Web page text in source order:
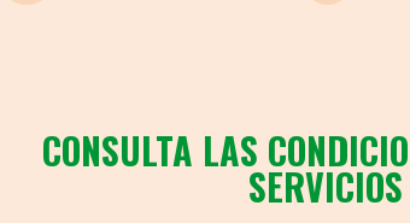
CONSULTA LAS